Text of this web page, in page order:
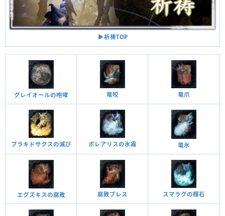
▶︎祈祷TOP
グレイオールの咆哮 竜咬 竜爪
プラキドサクスの滅び ボレアリスの氷霧 竜氷
エグズキスの腐敗 腐敗ブレス スマラグの輝石